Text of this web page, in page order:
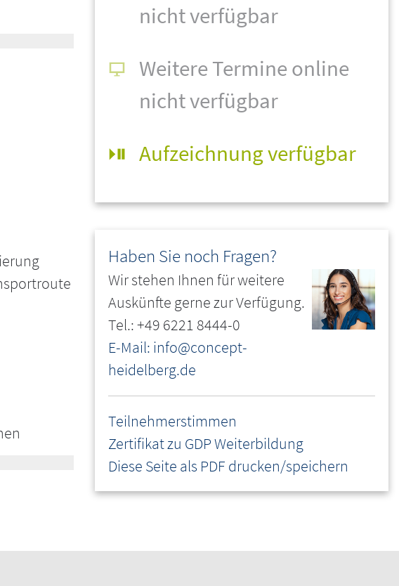
nicht verfügbar
Weitere Termine online
nicht verfügbar
Aufzeichnung verfügbar
Haben Sie noch Fragen?
Wir stehen Ihnen für weitere
Auskünfte gerne zur Verfügung.
Tel.: +49 6221 8444-0
E-Mail: info@concept-
heidelberg.de
Teilnehmerstimmen
Zertifikat zu GDP Weiterbildung
Diese Seite als PDF drucken/speichern